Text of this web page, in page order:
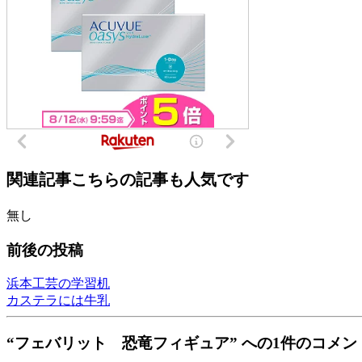
関連記事こちらの記事も人気です
無し
前後の投稿
浜本工芸の学習机
カステラには牛乳
“フェバリット 恐竜フィギュア” への1件のコメン